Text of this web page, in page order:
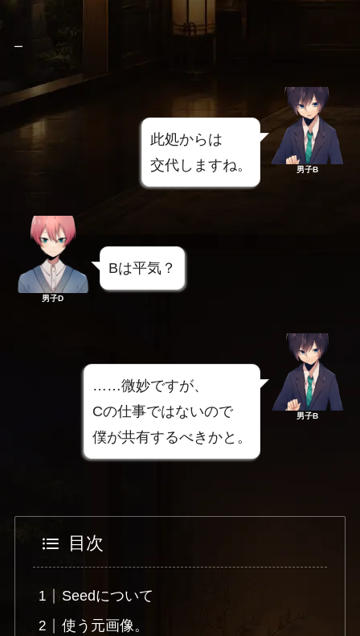
–
此処からは
交代しますね。
男子B
男子D
Bは平気？
……微妙ですが、
Cの仕事ではないので
僕が共有するべきかと。
男子B
目次
Seedについて
使う元画像。